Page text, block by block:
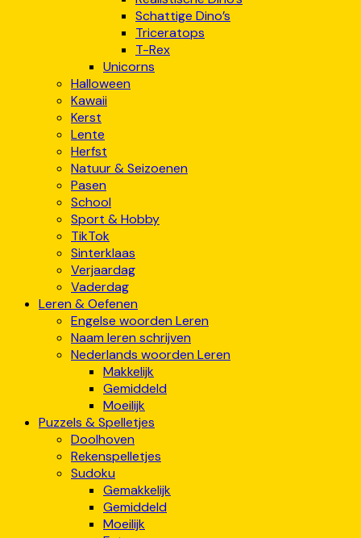
Schattige Dino’s
Triceratops
T-Rex
Unicorns
Halloween
Kawaii
Kerst
Lente
Herfst
Natuur & Seizoenen
Pasen
School
Sport & Hobby
TikTok
Sinterklaas
Verjaardag
Vaderdag
Leren & Oefenen
Engelse woorden Leren
Naam leren schrijven
Nederlands woorden Leren
Makkelijk
Gemiddeld
Moeilijk
Puzzels & Spelletjes
Doolhoven
Rekenspelletjes
Sudoku
Gemakkelijk
Gemiddeld
Moeilijk